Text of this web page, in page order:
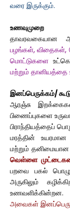
வரை இருக்கும்.
உணவுமுறை
தாவரவகையான
பழங்கள், விதைகள்,
மொட்டுகளை
மற்றும்
இனப்பெருக்கம்/
ஆரஞ்சு
பிணைப்புகளை
பிராந்தியத்தைப்
மரத்தின் உயரமான
மற்றும்
வெள்ளை
பறவை பகல்
அருகிலும்
உணவளிக்கின்றன.
அவைகள்